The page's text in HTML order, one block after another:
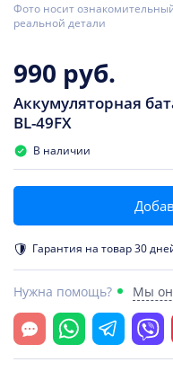
Фото носит
реальной детали
990 руб.
Аккумуляторная
BL-49FX
В наличии
Гарантия на товар 30
Нужна помощь? Мы
Открыть чат
WhatsappTelegramViber